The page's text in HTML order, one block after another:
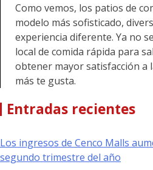
Como vemos, los patios de
modelo más sofisticado,
experiencia diferente. Ya no
local de comida rápida para
obtener mayor satisfacción a
más te gusta.
Entradas recientes
Los ingresos de Cenco Malls
segundo trimestre del año